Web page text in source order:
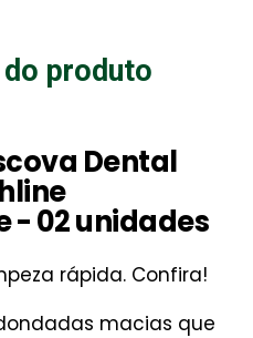
produto
Dental
- 02 unidades
rápida. Confira!
macias que